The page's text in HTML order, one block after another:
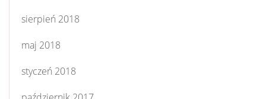
sierpień 2018
maj 2018
styczeń 2018